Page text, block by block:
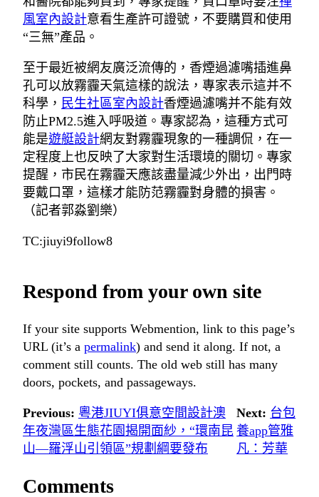
風室內設計意看生產許可證號，不要購買和使用
“三無”產品。
至于最近被網友廣泛流傳的，香煙過濾嘴插進鼻
孔可以放霧霾天氣這樣的說法，專家表示這并不
科學， 民生社區室內設計香煙過濾嘴并不能有效
防止PM2.5進入呼吸道。專家認為，這種方式可
能是遊艇設計網友對霧霾現象的一種調侃，在一
定程度上也反映了大家對生活環境的關切。專家
提醒，市民在霧霾天應該盡量減少外出，出門時
要戴口罩，這樣才能防范霧霾對身體的損害。
（記者郭淼劉樂）
TC:jiuyi9follow8
Respond from your own site
If your site supports Webmention, link to this page’s
URL (it’s a permalink) and send it along. If not, a
comment still counts. The old web still has many
doors, pockets, and passageways.
Previous: 粵港JIUYI俱意空間設計澳
年夜灣區生態花園揭開面紗，“環南昆
山—羅浮山引領區”規劃綱要發布
Next: 台包
養app管雅
凡：芳華
Comments